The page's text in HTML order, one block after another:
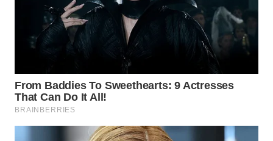
WN
LABUHANBATU
WN DELI
SERDANG